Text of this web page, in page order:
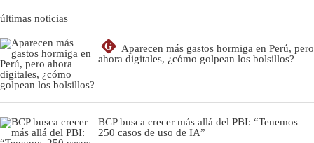
últimas noticias
G
Aparecen más gastos hormiga en Perú, pero
ahora digitales, ¿cómo golpean los bolsillos?
BCP busca crecer más allá del PBI: “Tenemos
250 casos de uso de IA”